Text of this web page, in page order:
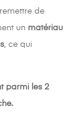
de
un matériau
, ce qui
parmi les 2